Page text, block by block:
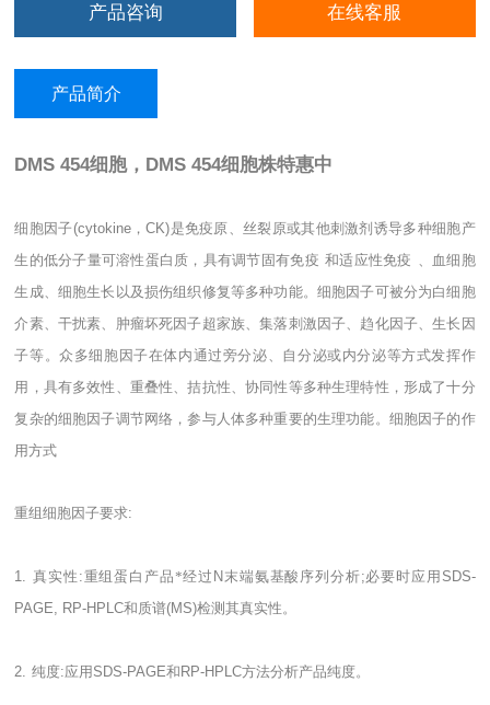
产品咨询 在线客服
产品简介
DMS 454细胞，DMS 454细胞株特惠中
细胞因子(cytokine，CK)是免疫原、丝裂原或其他刺激剂诱导多种细胞产
生的低分子量可溶性蛋白质，具有调节固有免疫 和适应性免疫
、血细胞
生成、细胞生长以及损伤组织修复等多种功能。细胞因子可被分为白细胞
介素、干扰素、肿瘤坏死因子超家族、集落刺激因子、趋化因子、生长因
子等。众多细胞因子在体内通过旁分泌、自分泌或内分泌等方式发挥作
用，具有多效性、重叠性、拮抗性、协同性等多种生理特性，形成了十分
复杂的细胞因子调节网络，参与人体多种重要的生理功能。细胞因子的作
用方式
重组细胞因子要求:
1. 真实性 :重组蛋白产品*经过 N末端氨基酸序列分析;必要时应用 SDS-
PAGE, RP-HPLC和质谱(MS)检测其真实性。
2. 纯度:应用 SDS-PAGE和 RP-HPLC方法分析产品纯度。